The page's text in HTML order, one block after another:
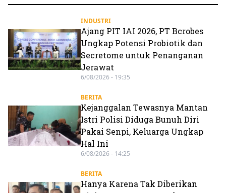
INDUSTRI
Ajang PIT IAI 2026, PT Bcrobes
Ungkap Potensi Probiotik dan
Secretome untuk Penanganan
Jerawat
6/08/2026 - 19:35
BERITA
Kejanggalan Tewasnya Mantan
Istri Polisi Diduga Bunuh Diri
Pakai Senpi, Keluarga Ungkap
Hal Ini
6/08/2026 - 14:25
BERITA
Hanya Karena Tak Diberikan